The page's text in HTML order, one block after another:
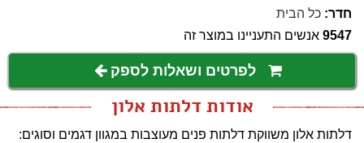
חדר: כל הבית
9547 אנשים התעניינו במוצר זה
לפרטים ושאלות לספק
אודות דלתות אלון
דלתות אלון משווקת דלתות פנים מעוצבות במגוון דגמים וסוגים: